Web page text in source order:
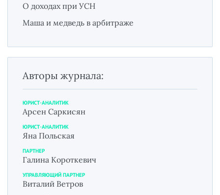
О доходах при УСН
Маша и медведь в арбитраже
Авторы журнала:
ЮРИСТ-АНАЛИТИК
Арсен Саркисян
ЮРИСТ-АНАЛИТИК
Яна Польская
ПАРТНЕР
Галина Короткевич
УПРАВЛЯЮЩИЙ ПАРТНЕР
Виталий Ветров